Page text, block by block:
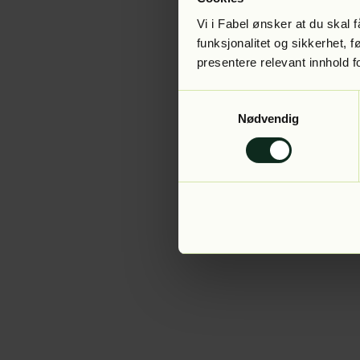
Vi i Fabel ønsker at du skal
funksjonalitet og sikkerhet,
presentere relevant innhold
Nødvendig
Application